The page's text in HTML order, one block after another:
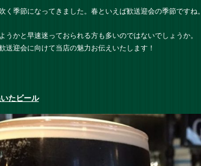
く季節になってきました。春といえば歓送迎会の季節ですね。
うかと早速迷っておられる方も多いのではないでしょうか。
送迎会に向けて当店の魅力お伝えいたします！
たビール